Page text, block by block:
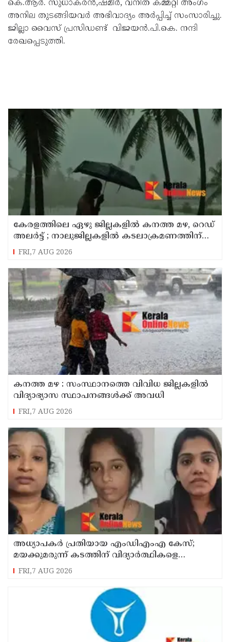
കെ.ആർ. സുധാകരൻ,ഷമീർ, വനിത കമ്മറ്റി അംഗം
അനില തുടങ്ങിയവർ അഭിവാദ്യം അർപ്പിച്ച് സംസാരിച്ചു.
ജില്ലാ വൈസ് പ്രസിഡണ്ട് വിജയൻ.പി.കെ. നന്ദി
രേഖപ്പെടുത്തി.
കേരളത്തിലെ ഏഴു ജില്ലകളിൽ കനത്ത മഴ, റെഡ്
അലർട്ട് ; നാലുജില്ലകളിൽ കടലാക്രമണത്തിന്
സാധ്യത
FRI,7 AUG 2026
കനത്ത മഴ : സംസ്ഥാനത്തെ വിവിധ ജില്ലകളിൽ
വിദ്യാഭ്യാസ സ്ഥാപനങ്ങൾക്ക് അവധി
FRI,7 AUG 2026
അധ്യാപകര്‍ പ്രതിയായ എംഡിഎംഎ കേസ്;
മയക്കുമരുന്ന് കടത്തിന് വിദ്യാര്‍ത്ഥികളെ
ഉപയോഗിച്ചോ എന്ന് സംശയം
FRI,7 AUG 2026